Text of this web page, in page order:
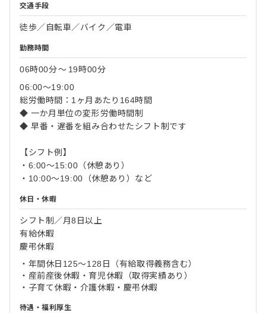
交通手段
徒歩／自転車／バイク／電車
勤務時間
06時00分〜 19時00分
06:00〜19:00
総労働時間：1ヶ月あたり164時間
◆ 一か月単位の変形労働時間制
◆ 早番・遅番を組み合わせたシフト制です
【シフト例】
・6:00～15:00（休憩あり）
・10:00～19:00（休憩あり）など
休日・休暇
シフト制／月8日以上
有給休暇
慶弔休暇
・年間休日125～128日（有給取得義務含む）
・産前産後休暇・育児休暇（取得実績あり）
・子育て休暇・介護休暇・慶弔休暇
待遇・福利厚生